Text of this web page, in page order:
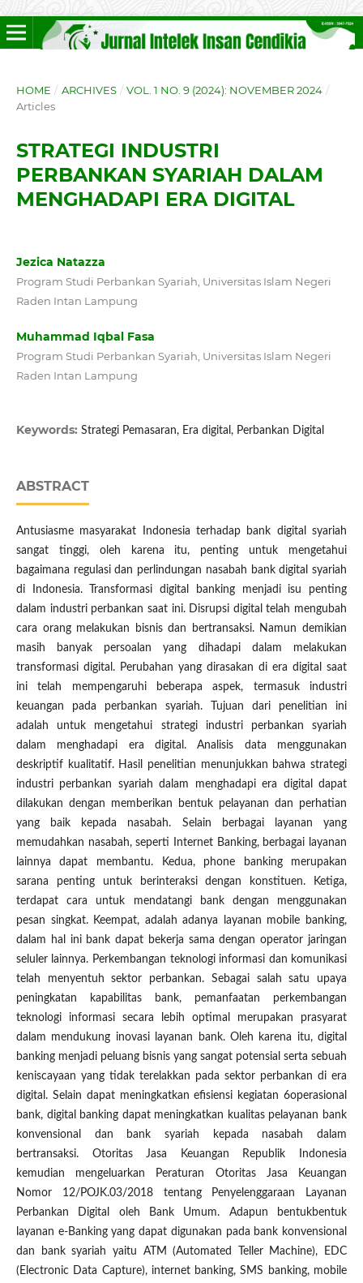
HOME / ARCHIVES / VOL. 1 NO. 9 (2024): NOVEMBER 2024 /
Articles
STRATEGI INDUSTRI
PERBANKAN SYARIAH DALAM
MENGHADAPI ERA DIGITAL
Jezica Natazza
Program Studi Perbankan Syariah, Universitas Islam Negeri
Raden Intan Lampung
Muhammad Iqbal Fasa
Program Studi Perbankan Syariah, Universitas Islam Negeri
Raden Intan Lampung
Keywords: Strategi Pemasaran, Era digital, Perbankan Digital
ABSTRACT
Antusiasme masyarakat Indonesia terhadap bank digital syariah
sangat tinggi, oleh karena itu, penting untuk mengetahui
bagaimana regulasi dan perlindungan nasabah bank digital syariah
di Indonesia. Transformasi digital banking menjadi isu penting
dalam industri perbankan saat ini. Disrupsi digital telah mengubah
cara orang melakukan bisnis dan bertransaksi. Namun demikian
masih banyak persoalan yang dihadapi dalam melakukan
transformasi digital. Perubahan yang dirasakan di era digital saat
ini telah mempengaruhi beberapa aspek, termasuk industri
keuangan pada perbankan syariah. Tujuan dari penelitian ini
adalah untuk mengetahui strategi industri perbankan syariah
dalam menghadapi era digital. Analisis data menggunakan
deskriptif kualitatif. Hasil penelitian menunjukkan bahwa strategi
industri perbankan syariah dalam menghadapi era digital dapat
dilakukan dengan memberikan bentuk pelayanan dan perhatian
yang baik kepada nasabah. Selain berbagai layanan yang
memudahkan nasabah, seperti Internet Banking, berbagai layanan
lainnya dapat membantu. Kedua, phone banking merupakan
sarana penting untuk berinteraksi dengan konstituen. Ketiga,
terdapat cara untuk mendatangi bank dengan menggunakan
pesan singkat. Keempat, adalah adanya layanan mobile banking,
dalam hal ini bank dapat bekerja sama dengan operator jaringan
seluler lainnya. Perkembangan teknologi informasi dan komunikasi
telah menyentuh sektor perbankan. Sebagai salah satu upaya
peningkatan kapabilitas bank, pemanfaatan perkembangan
teknologi informasi secara lebih optimal merupakan prasyarat
dalam mendukung inovasi layanan bank. Oleh karena itu, digital
banking menjadi peluang bisnis yang sangat potensial serta sebuah
keniscayaan yang tidak terelakkan pada sektor perbankan di era
digital. Selain dapat meningkatkan efisiensi kegiatan 6operasional
bank, digital banking dapat meningkatkan kualitas pelayanan bank
konvensional dan bank syariah kepada nasabah dalam
bertransaksi. Otoritas Jasa Keuangan Republik Indonesia
kemudian mengeluarkan Peraturan Otoritas Jasa Keuangan
Nomor 12/POJK.03/2018 tentang Penyelenggaraan Layanan
Perbankan Digital oleh Bank Umum. Adapun bentukbentuk
layanan e-Banking yang dapat digunakan pada bank konvensional
dan bank syariah yaitu ATM (Automated Teller Machine), EDC
(Electronic Data Capture), internet banking, SMS banking, mobile